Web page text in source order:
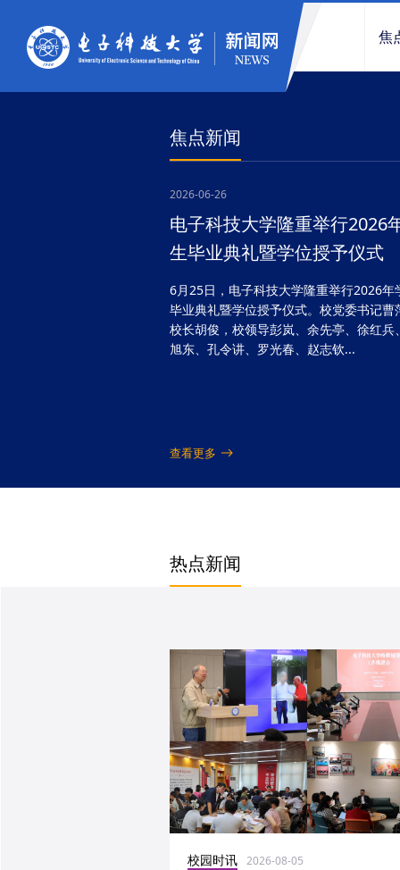
焦
焦点新闻
2026-06-26
电子科技大学隆重举行2026
生毕业典礼暨学位授予仪式
6月25日，电子科技大学隆重举行2026年
毕业典礼暨学位授予仪式。校党委书记曹
校长胡俊，校领导彭岚、余先亭、徐红兵
旭东、孔令讲、罗光春、赵志钦...
查看更多
热点新闻
校园时讯 2026-08-05